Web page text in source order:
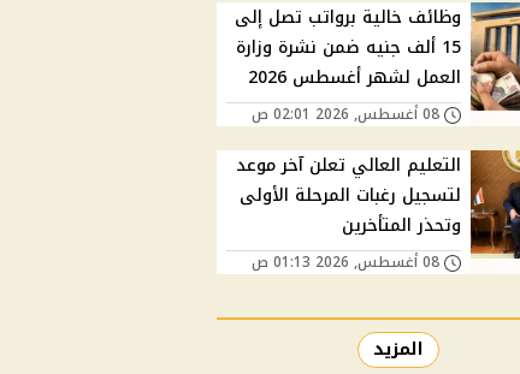
وظائف خالية برواتب تصل إلى
15 ألف جنيه ضمن نشرة وزارة
العمل لشهر أغسطس 2026
08 أغسطس, 2026 02:01 ص
التعليم العالي تعلن آخر موعد
لتسجيل رغبات المرحلة الأولى
وتحذر المتأخرين
08 أغسطس, 2026 01:13 ص
المزيد